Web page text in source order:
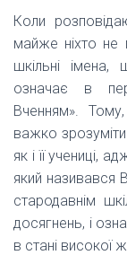
Коли
майже ніхто
шкільні
означає в
Вченням».
важко
як і її учениці,
який називався
стародавнім
досягнень, і
в стані високої